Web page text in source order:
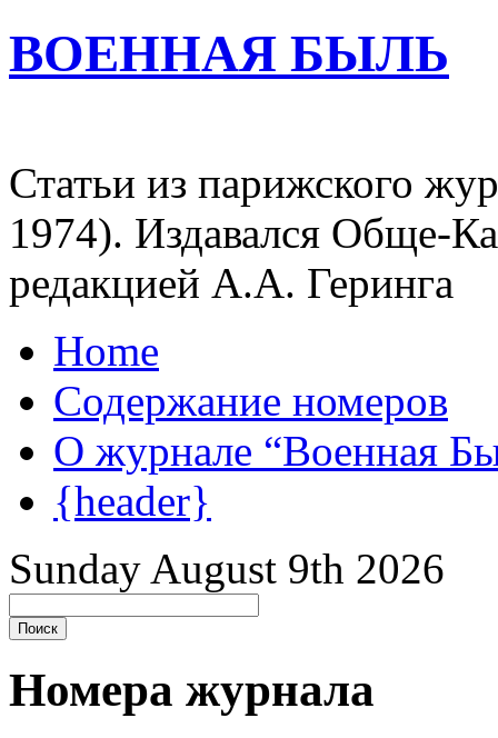
ВОЕННАЯ БЫЛЬ
Статьи из парижского
1974). Издавался Обще-
редакцией А.А. Геринга
Home
Содержание номеров
О журнале “Военная
{header}
Sunday August 9th 2026
Номера журнала